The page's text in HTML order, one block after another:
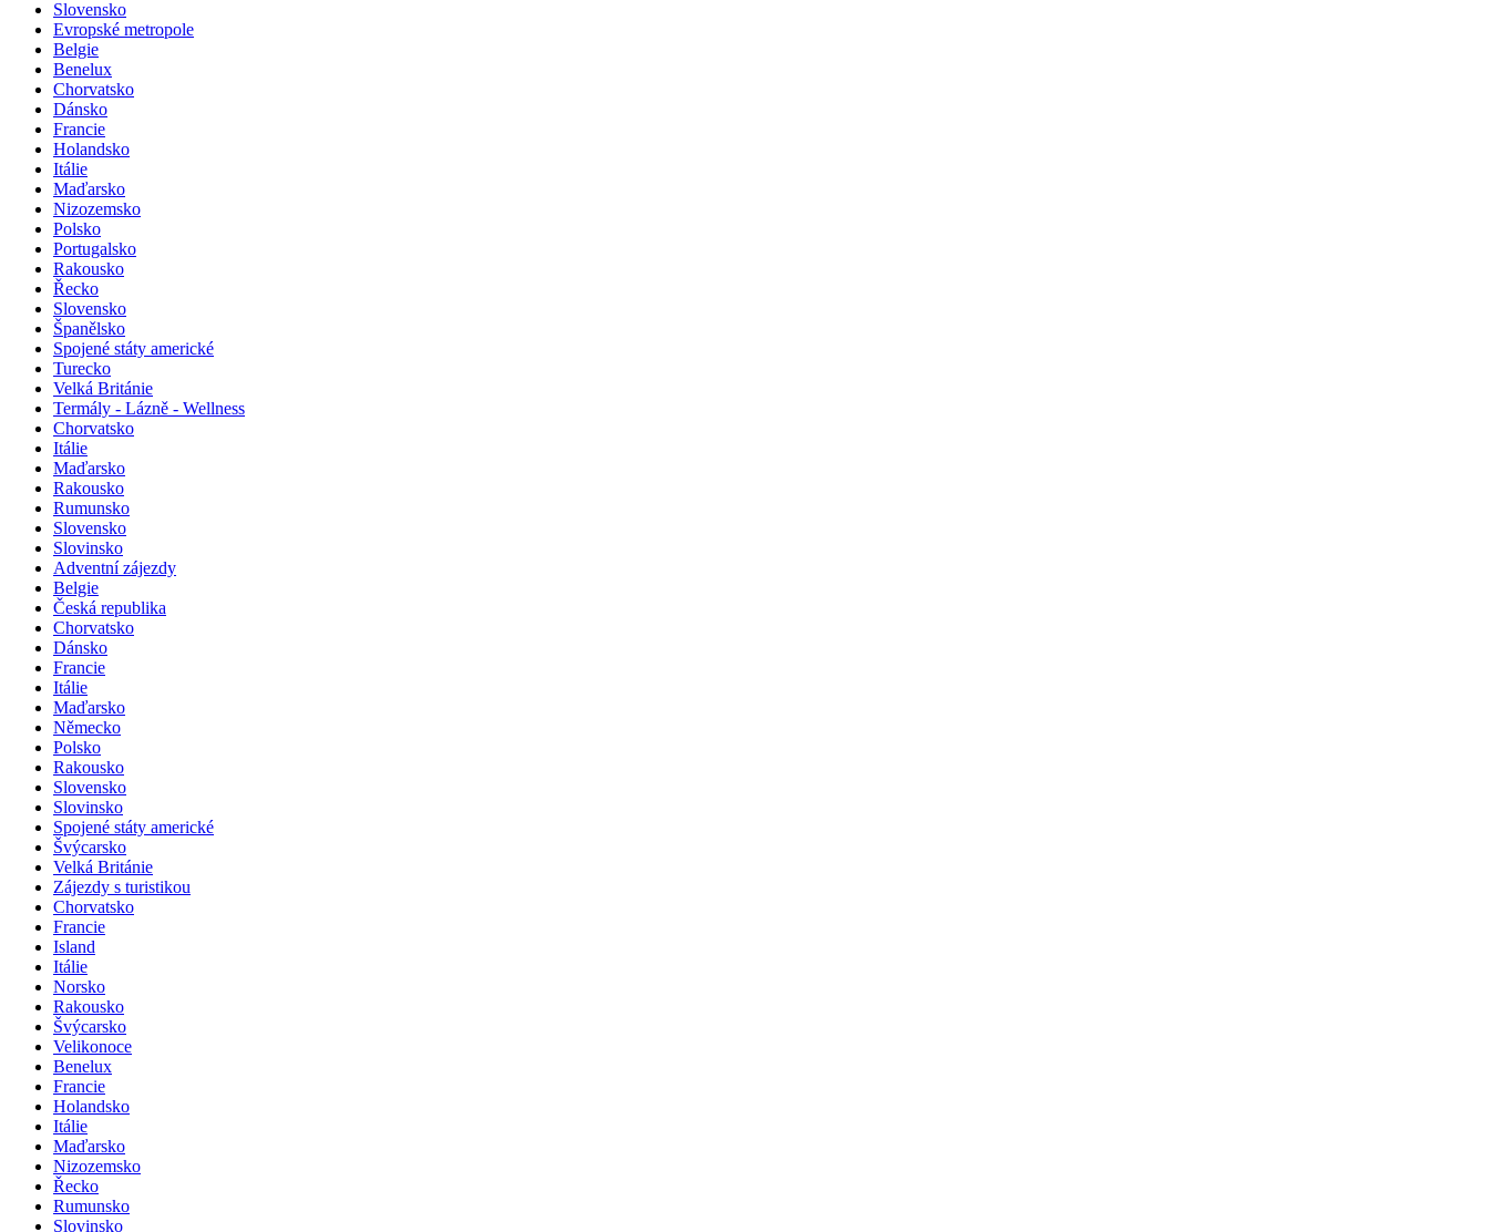
Slovensko
Evropské metropole
Belgie
Benelux
Chorvatsko
Dánsko
Francie
Holandsko
Itálie
Maďarsko
Nizozemsko
Polsko
Portugalsko
Rakousko
Řecko
Slovensko
Španělsko
Spojené státy americké
Turecko
Velká Británie
Termály - Lázně - Wellness
Chorvatsko
Itálie
Maďarsko
Rakousko
Rumunsko
Slovensko
Slovinsko
Adventní zájezdy
Belgie
Česká republika
Chorvatsko
Dánsko
Francie
Itálie
Maďarsko
Německo
Polsko
Rakousko
Slovensko
Slovinsko
Spojené státy americké
Švýcarsko
Velká Británie
Zájezdy s turistikou
Chorvatsko
Francie
Island
Itálie
Norsko
Rakousko
Švýcarsko
Velikonoce
Benelux
Francie
Holandsko
Itálie
Maďarsko
Nizozemsko
Řecko
Rumunsko
Slovinsko